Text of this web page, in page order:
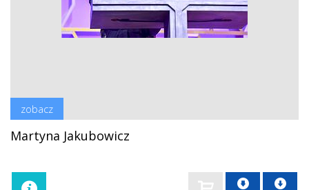
zobacz
Martyna Jakubowicz